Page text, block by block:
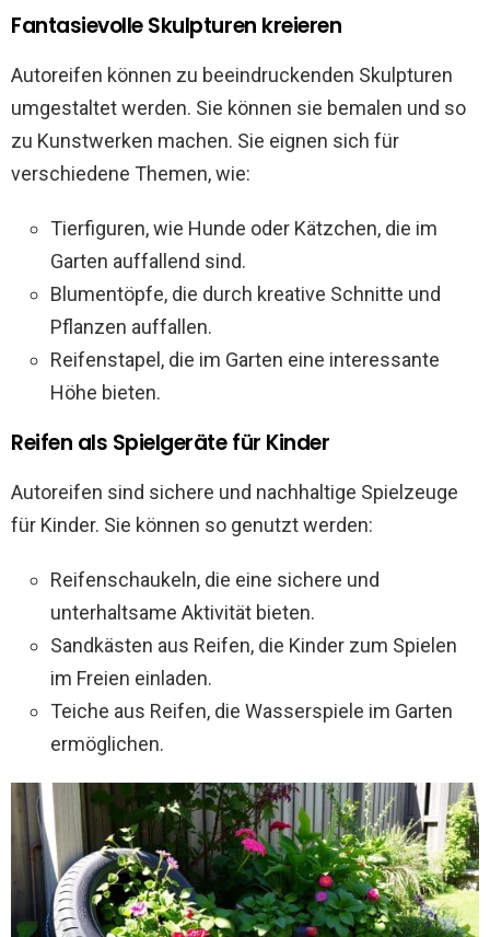
Fantasievolle Skulpturen kreieren
Autoreifen können zu beeindruckenden Skulpturen
umgestaltet werden. Sie können sie bemalen und so
zu Kunstwerken machen. Sie eignen sich für
verschiedene Themen, wie:
Tierfiguren, wie Hunde oder Kätzchen, die im
Garten auffallend sind.
Blumentöpfe, die durch kreative Schnitte und
Pflanzen auffallen.
Reifenstapel, die im Garten eine interessante
Höhe bieten.
Reifen als Spielgeräte für Kinder
Autoreifen sind sichere und nachhaltige Spielzeuge
für Kinder. Sie können so genutzt werden:
Reifenschaukeln, die eine sichere und
unterhaltsame Aktivität bieten.
Sandkästen aus Reifen, die Kinder zum Spielen
im Freien einladen.
Teiche aus Reifen, die Wasserspiele im Garten
ermöglichen.